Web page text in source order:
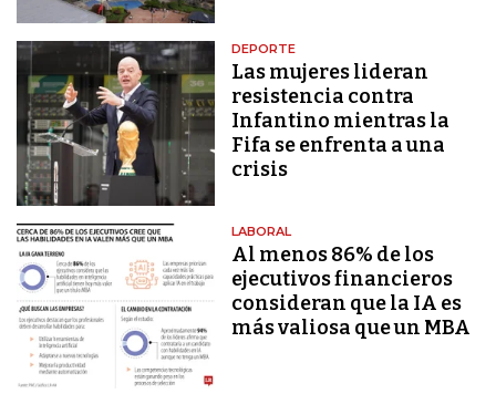
DEPORTE
Las mujeres lideran
resistencia contra
Infantino mientras la
Fifa se enfrenta a una
crisis
LABORAL
Al menos 86% de los
ejecutivos financieros
consideran que la IA es
más valiosa que un MBA